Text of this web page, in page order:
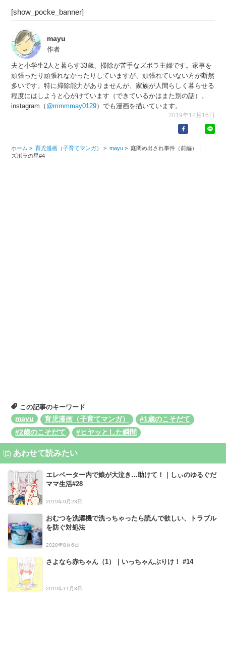
[show_pocke_banner]
mayu
作者
夫と小学生2人と暮らす33歳、掃除が苦手なズボラ主婦です。家事を
頑張ったり頑張れなかったりしていますが、頑張れていない方が断然
多いです。特に掃除能力がありませんが、家族が人間らしく暮らせる
程度にはしようと心がけています（できているかはまた別の話）。
instagram（ @mmmmay0129）でも漫画を描いています。
2019年12月16日
ホーム > 育児漫画（子育てマンガ） > mayu > 庭閉め出され事件（前編）｜
ズボラの星#4
この記事のキーワード
mayu
育児漫画（子育てマンガ）
#1歳のこそだて
#2歳のこそだて
#ヒヤッとした瞬間
あわせて読みたい
エレベーター内で娘が大泣き…助けて！｜しぃのゆるぐだ
ママ生活#28
2019年9月23日
おむつを洗濯機で洗っちゃったら読んで欲しい、トラブル
を防ぐ対処法
2020年8月6日
さよなら赤ちゃん（1）｜いっちゃんぶりけ！ #14
2019年11月3日